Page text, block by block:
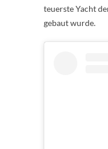
teuerste Yacht
gebaut wurde.